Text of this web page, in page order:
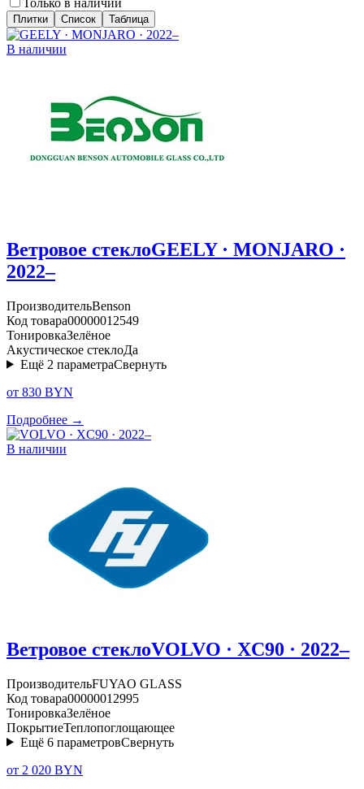
Плитки Список Таблица
В наличии
Ветровое стеклоGEELY · MONJARO ·
2022–
ПроизводительBenson
Код товара00000012549
ТонировкаЗелёное
Акустическое стеклоДа
Ещё 2 параметраСвернуть
от 830 BYN
Подробнее →
В наличии
Ветровое стеклоVOLVO · XC90 · 2022–
ПроизводительFUYAO GLASS
Код товара00000012995
ТонировкаЗелёное
ПокрытиеТеплопоглощающее
Ещё 6 параметровСвернуть
от 2 020 BYN